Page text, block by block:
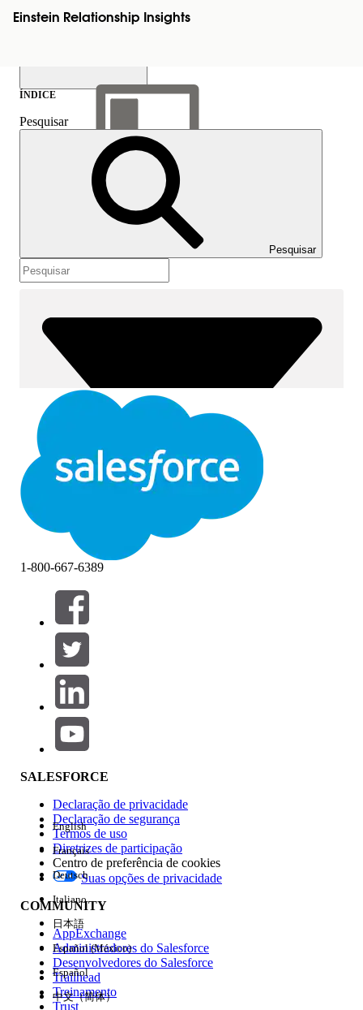
Einstein Relationship Insights
Mostrar índice
Índice
ÍNDICE
Pesquisar
Pesquisar
Filtrar por (0)
SELECIONAR FILTROS
Área de produtos
Impacto do recurso
Edição
Experiência
1-800-667-6389
SALESFORCE
Declaração de privacidade
Declaração de segurança
Termos de uso
Diretrizes de participação
Centro de preferência de cookies
Suas opções de privacidade
COMMUNITY
AppExchange
Administradores do Salesforce
Desenvolvedores do Salesforce
Trailhead
Treinamento
Trust
English
Français
Deutsch
Italiano
日本語
Español (México)
Español
中文（简体）